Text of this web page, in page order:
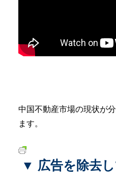
中国不動産市場の現状が
ます。
▼ 広告を除去